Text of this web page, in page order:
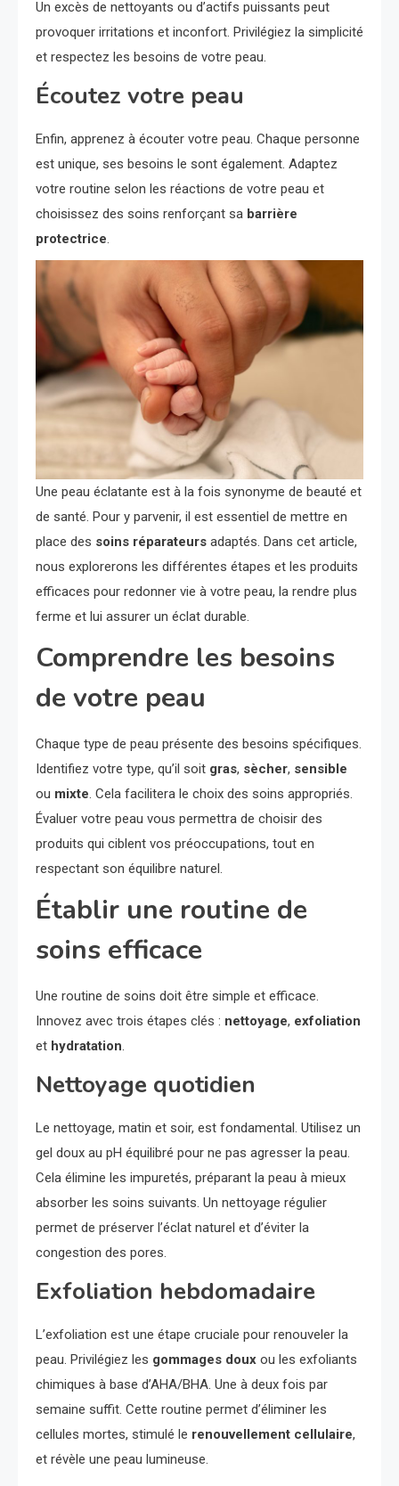
Un excès de nettoyants ou d’actifs puissants peut
provoquer irritations et inconfort. Privilégiez la simplicité
et respectez les besoins de votre peau.
Écoutez votre peau
Enfin, apprenez à écouter votre peau. Chaque personne
est unique, ses besoins le sont également. Adaptez
votre routine selon les réactions de votre peau et
choisissez des soins renforçant sa barrière
protectrice.
Une peau éclatante est à la fois synonyme de beauté et
de santé. Pour y parvenir, il est essentiel de mettre en
place des soins réparateurs adaptés. Dans cet article,
nous explorerons les différentes étapes et les produits
efficaces pour redonner vie à votre peau, la rendre plus
ferme et lui assurer un éclat durable.
Comprendre les besoins
de votre peau
Chaque type de peau présente des besoins spécifiques.
Identifiez votre type, qu’il soit gras, sècher, sensible
ou mixte . Cela facilitera le choix des soins appropriés.
Évaluer votre peau vous permettra de choisir des
produits qui ciblent vos préoccupations, tout en
respectant son équilibre naturel.
Établir une routine de
soins efficace
Une routine de soins doit être simple et efficace.
Innovez avec trois étapes clés : nettoyage, exfoliation
et hydratation
Nettoyage quotidien
Le nettoyage, matin et soir, est fondamental. Utilisez un
gel doux au pH équilibré pour ne pas agresser la peau.
Cela élimine les impuretés, préparant la peau à mieux
absorber les soins suivants. Un nettoyage régulier
permet de préserver l’éclat naturel et d’éviter la
congestion des pores.
Exfoliation hebdomadaire
L’exfoliation est une étape cruciale pour renouveler la
peau. Privilégiez les gommages doux ou les exfoliants
chimiques à base d’AHA/BHA. Une à deux fois par
semaine suffit. Cette routine permet d’éliminer les
cellules mortes, stimulé le renouvellement cellulaire,
et révèle une peau lumineuse.